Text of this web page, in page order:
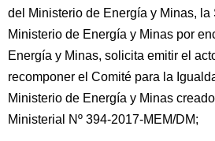
del Ministerio de Energía y Minas, la
Ministerio de Energía y Minas por
Energía y Minas, solicita emitir el
recomponer el Comité para la
Ministerio de Energía y Minas
Ministerial Nº 394-2017-MEM/DM;